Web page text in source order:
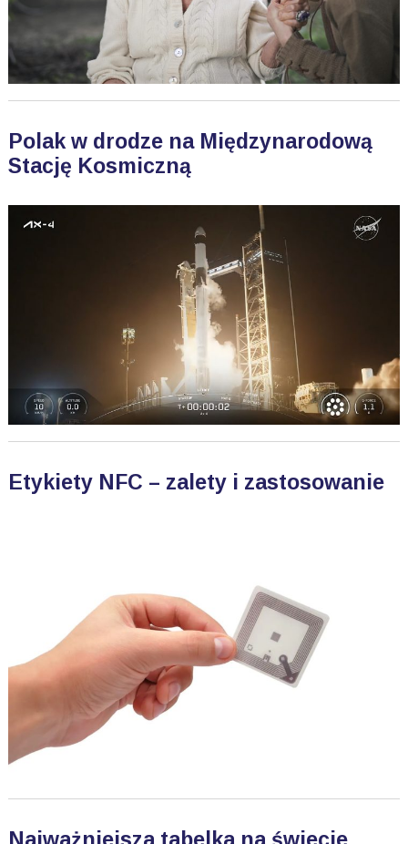
Polak w drodze na Międzynarodową
Stację Kosmiczną
Etykiety NFC – zalety i zastosowanie